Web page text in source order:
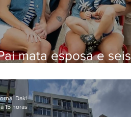
mata esposa e seis
Daki
15 horas